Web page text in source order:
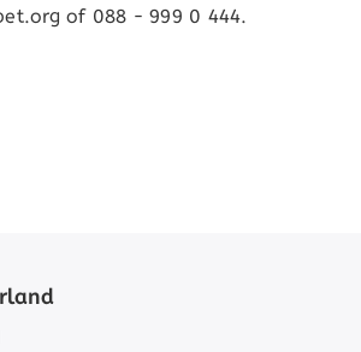
of 088 - 999 0 444.